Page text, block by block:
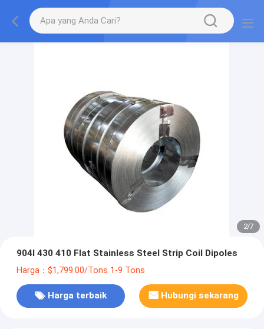
2/7
904l 430 410 Flat Stainless Steel Strip Coil Dipoles
Harga：$1,799.00/Tons 1-9 Tons
Harga terbaik Hubungi sekarang